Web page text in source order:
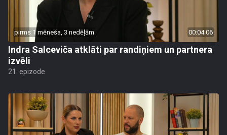
pirms 1 mēneša, 3 nedēļām 00:04:06
Indra Salceviča atklāti par randiņiem un partnera
izvēli
21. epizode